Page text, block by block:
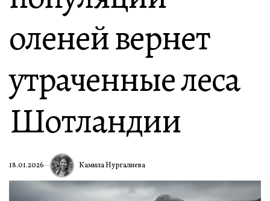
оленей вернет
утраченные леса
Шотландии
18.01.2026 Камила Нургалиева